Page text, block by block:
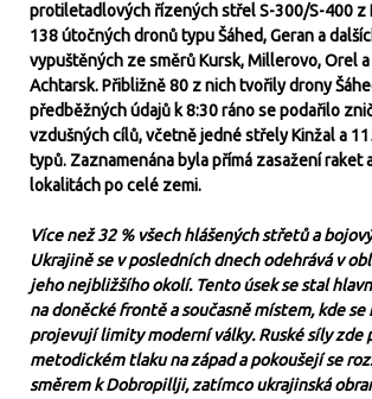
protiletadlových řízených střel S-300/S-400 z
138 útočných dronů typu Šáhed, Geran a
vypuštěných ze směrů Kursk, Millerovo, Orel
Achtarsk. Přibližně 80 z nich tvořily drony
předběžných údajů k 8:30 ráno se podařilo
vzdušných cílů, včetně jedné střely Kinžal a
typů. Zaznamenána byla přímá zasažení raket
lokalitách po celé zemi.
Více než 32 % všech hlášených střetů a
Ukrajině se v posledních dnech odehrává v
jeho nejbližšího okolí. Tento úsek se stal
na doněcké frontě a současně místem, kde
projevují limity moderní války. Ruské síly zde
metodickém tlaku na západ a pokoušejí se
směrem k Dobropillji, zatímco ukrajinská